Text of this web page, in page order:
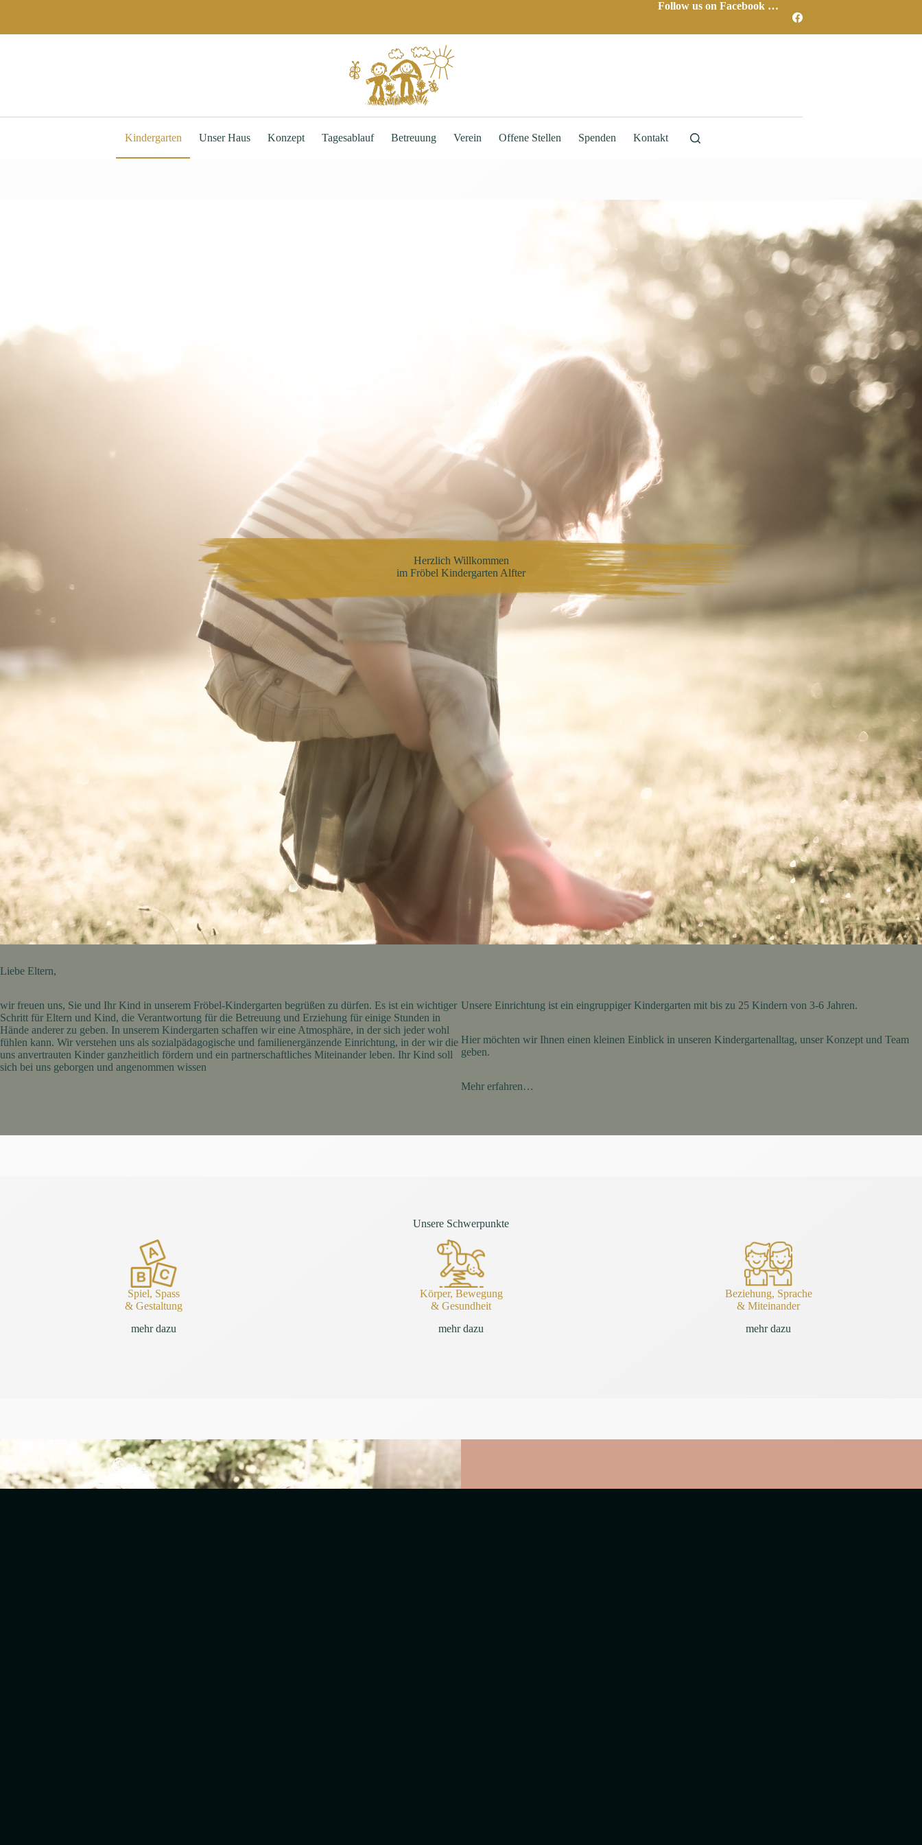
Follow us on Facebook …
Kindergarten Unser Haus Konzept Tagesablauf Betreuung Verein Offene Stellen Spenden Kontakt
Herzlich Willkommen
im Fröbel Kindergarten Alfter
Liebe Eltern,
wir freuen uns, Sie und Ihr Kind in unserem Fröbel-Kindergarten begrüßen zu dürfen. Es ist ein wichtiger
Schritt für Eltern und Kind, die Verantwortung für die Betreuung und Erziehung für einige Stunden in
Hände anderer zu geben. In unserem Kindergarten schaffen wir eine Atmosphäre, in der sich jeder wohl
fühlen kann. Wir verstehen uns als sozialpädagogische und familienergänzende Einrichtung, in der wir die
uns anvertrauten Kinder ganzheitlich fördern und ein partnerschaftliches Miteinander leben. Ihr Kind soll
sich bei uns geborgen und angenommen wissen
Unsere Einrichtung ist ein eingruppiger Kindergarten mit bis zu 25 Kindern von 3-6 Jahren.
Hier möchten wir Ihnen einen kleinen Einblick in unseren Kindergartenalltag, unser Konzept und Team
geben.
Mehr erfahren…
Unsere Schwerpunkte
Spiel, Spass
& Gestaltung
mehr dazu
Körper, Bewegung
& Gesundheit
mehr dazu
Beziehung, Sprache
& Miteinander
mehr dazu